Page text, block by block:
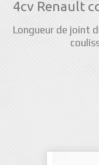
4cv Renault
Longueur de joint